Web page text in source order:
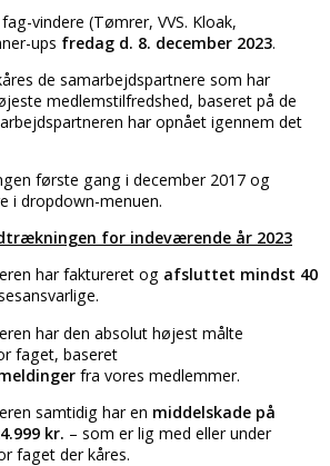
vindere (Tømrer, VVS. Kloak,
ups fredag d. 8. december 2023.
de samarbejdspartnere som har
medlemstilfredshed, baseret på de
har opnået igennem det
første gang i december 2017 og
i dropdown-menuen.
for indeværende år 2023
har faktureret og afsluttet mindst 40
har den absolut højest målte
faget, baseret
fra vores medlemmer.
samtidig har en middelskade på
kr. – som er lig med eller under
faget der kåres.